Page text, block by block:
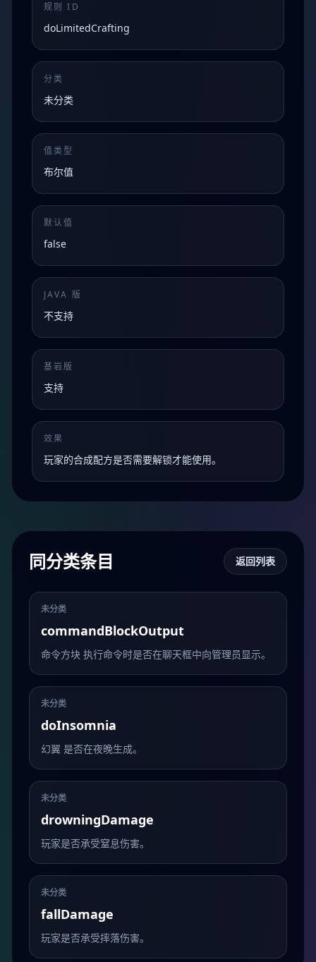
规则 ID
doLimitedCrafting
分类
未分类
值类型
布尔值
默认值
false
JAVA 版
不支持
基岩版
支持
效果
玩家的合成配方是否需要解锁才能使用。
同分类条目 返回列表
未分类
commandBlockOutput
命令方块 执行命令时是否在聊天框中向管理员显示。
未分类
doInsomnia
幻翼 是否在夜晚生成。
未分类
drowningDamage
玩家是否承受窒息伤害。
未分类
fallDamage
玩家是否承受摔落伤害。